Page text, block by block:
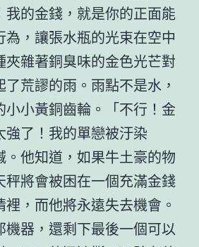
我的金錢，就是你的正面能
為，讓張水瓶的光束在空中
夾雜著銅臭味的金色光芒對
荒謬的雨。雨點不是水，
小小黃銅齒輪。「不行！金
強了！我的單戀被汙染
。他知道，如果牛土豪的物
秤將會被困在一個充滿金錢
，而他將永遠失去機會。
機器，還剩下最後一個可以